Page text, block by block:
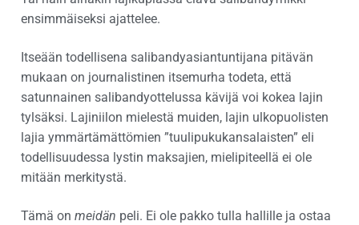
ensimmäiseksi ajattelee.
Itseään todellisena salibandyasiantuntijana pitävän
mukaan on journalistinen itsemurha todeta, että
satunnainen salibandyottelussa kävijä voi kokea lajin
tylsäksi. Lajiniilon mielestä muiden, lajin ulkopuolisten
lajia ymmärtämättömien ”tuulipukukansalaisten” eli
todellisuudessa lystin maksajien, mielipiteellä ei ole
mitään merkitystä.
Tämä on meidän peli. Ei ole pakko tulla hallille ja ostaa